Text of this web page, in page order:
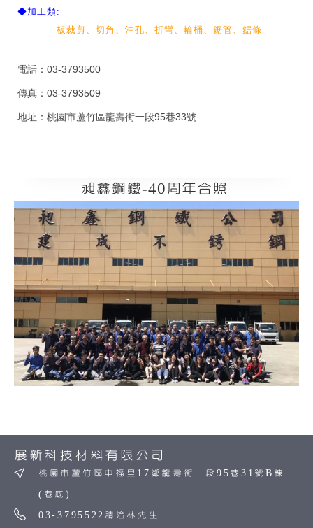
◆加工類:
板裁剪、切角、沖孔、折彎、輪桶、鋸管、鋸條
電話：03-3793500
傳真：03-3793509
地址：桃園市蘆竹區龍壽街一段95巷33號
昶鑫鋼鐵-40周年合照
展新科技材料有限公司
桃園市蘆竹區中福里17鄰龍壽街一段95巷31號B棟
(巷底)
03-3795522請洽林先生